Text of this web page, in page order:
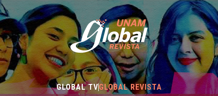
GLOBAL TVGLOBAL REVISTA